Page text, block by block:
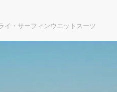
イ・サーフィンウエットスーツ